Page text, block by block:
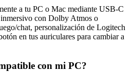
a tu PC o Mac mediante USB-C
con Dolby Atmos o
chat, personalización de Logitech
en tus auriculares para cambiar a
con mi PC?